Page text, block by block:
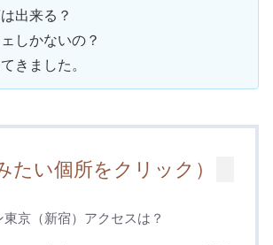
出来る？
しかないの？
きました。
たい個所をクリック）
東京（新宿）アクセスは？